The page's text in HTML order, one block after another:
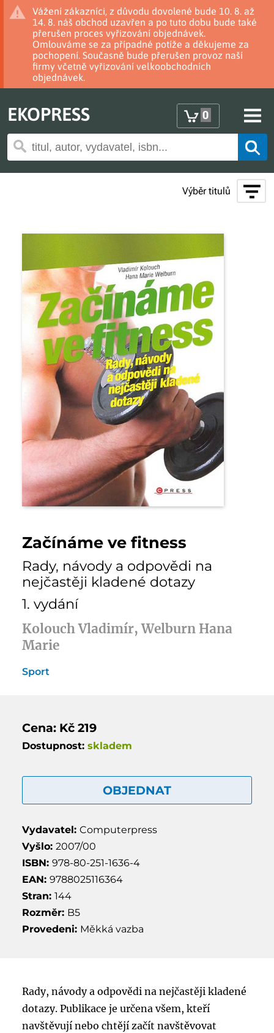
Vážení zákazníci, z důvodu dovolené bude 10. 8. až
14. 8. náš obchod uzavřen a po tuto dobu bude také
přerušen proces vyřizování objednávek.
Omlouváme se za případné potíže a děkujeme za
pochopení. Současně bude přerušen provoz naší
firmy včetně vyřizování velkoobchodních
objednávek.
EKOPRESS 0
Výběr titulů
Začínáme ve fitness
Rady, návody a odpovědi na
nejčastěji kladené dotazy
1. vydání
Kolouch Vladimír, Welburn Hana
Marie
Sport
Cena: Kč 219
Dostupnost: skladem
OBJEDNAT
Vydavatel: Computerpress
Vyšlo: 2007/00
ISBN: 978-80-251-1636-4
EAN: 9788025116364
Stran: 144
Rozměr: B5
Provedeni: Měkká vazba
Rady, návody a odpovědi na nejčastěji kladené
dotazy. Publikace je určena všem, kteří
navštěvují nebo chtějí začít navštěvovat